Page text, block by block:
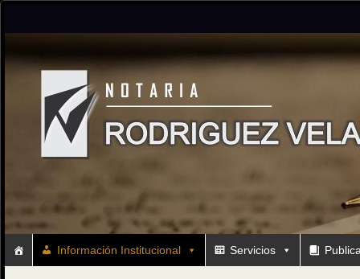
Información Institucional Servicios